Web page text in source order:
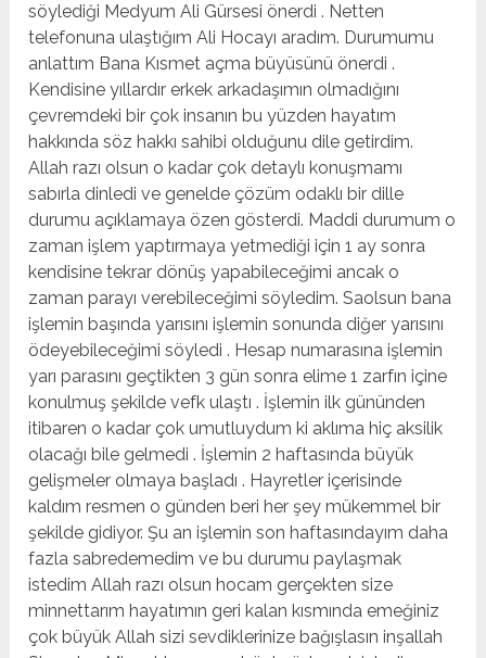
söylediği Medyum Ali Gürsesi önerdi . Netten
telefonuna ulaştığım Ali Hocayı aradım. Durumumu
anlattım Bana Kısmet açma büyüsünü önerdi .
Kendisine yıllardır erkek arkadaşımın olmadığını
çevremdeki bir çok insanın bu yüzden hayatım
hakkında söz hakkı sahibi olduğunu dile getirdim.
Allah razı olsun o kadar çok detaylı konuşmamı
sabırla dinledi ve genelde çözüm odaklı bir dille
durumu açıklamaya özen gösterdi. Maddi durumum o
zaman işlem yaptırmaya yetmediği için 1 ay sonra
kendisine tekrar dönüş yapabileceğimi ancak o
zaman parayı verebileceğimi söyledim. Saolsun bana
işlemin başında yarısını işlemin sonunda diğer yarısını
ödeyebileceğimi söyledi . Hesap numarasına işlemin
yarı parasını geçtikten 3 gün sonra elime 1 zarfın içine
konulmuş şekilde vefk ulaştı . İşlemin ilk gününden
itibaren o kadar çok umutluydum ki aklıma hiç aksilik
olacağı bile gelmedi . İşlemin 2 haftasında büyük
gelişmeler olmaya başladı . Hayretler içerisinde
kaldım resmen o günden beri her şey mükemmel bir
şekilde gidiyor. Şu an işlemin son haftasındayım daha
fazla sabredemedim ve bu durumu paylaşmak
istedim Allah razı olsun hocam gerçekten size
minnettarım hayatımın geri kalan kısmında emeğiniz
çok büyük Allah sizi sevdiklerinize bağışlasın inşallah